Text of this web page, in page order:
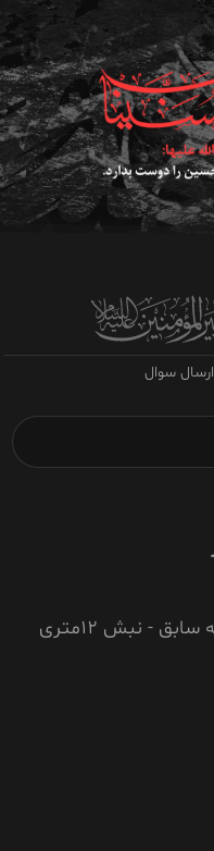
ارسال سوال
خیابان شهید مطهری - راسته کوچه سابق - نبش 12متری